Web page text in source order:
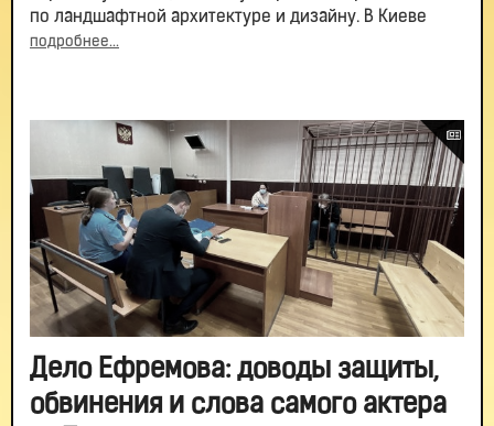
по ландшафтной архитектуре и дизайну. В Киеве
подробнее...
Дело Ефремова: доводы защиты,
обвинения и слова самого актера